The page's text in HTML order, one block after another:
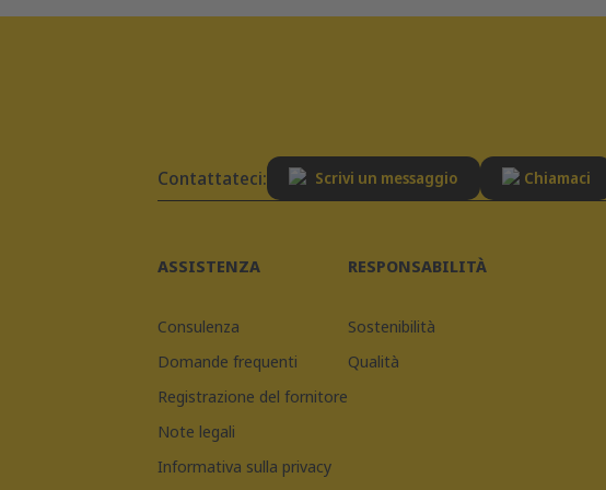
Contattateci: Scrivi un messaggio Chiamaci
ASSISTENZA
Consulenza
Domande frequenti
Registrazione del fornitore
Note legali
Informativa sulla privacy
RESPONSABILITÀ
Sostenibilità
Qualità